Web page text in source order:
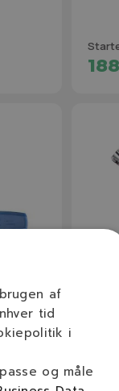
af
tid
i
og måle